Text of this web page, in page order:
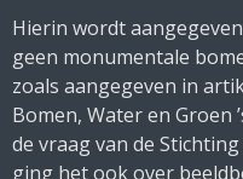
Hierin wordt
geen monumentale
zoals aangegeven in
Bomen, Water en Groen
de vraag van de
ging het ook over